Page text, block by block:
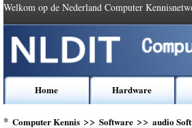
Welkom op de Nederland Computer
Home Hardware
* Computer Kennis >> Software >> audio